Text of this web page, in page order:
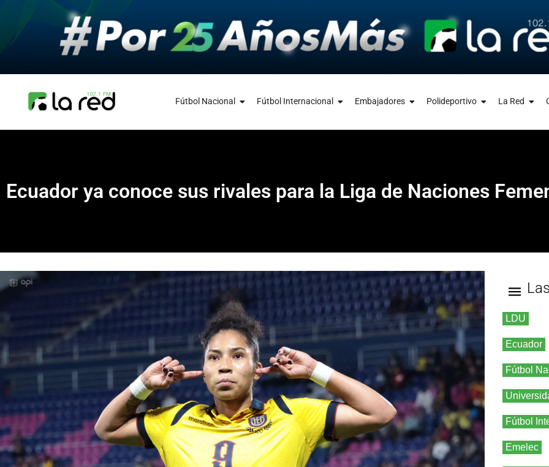
Fútbol Nacional Fútbol Internacional Embajadores Polideportivo La Red
Ecuador ya conoce sus rivales para la Liga de Naciones
LDU
Ecuador
Fútbol
Fútbol
Emelec